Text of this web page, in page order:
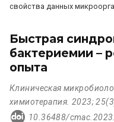
свойства данных
Быстрая
бактериемии –
опыта
Клиническая
химиотерапия. 2023;
10.36488/